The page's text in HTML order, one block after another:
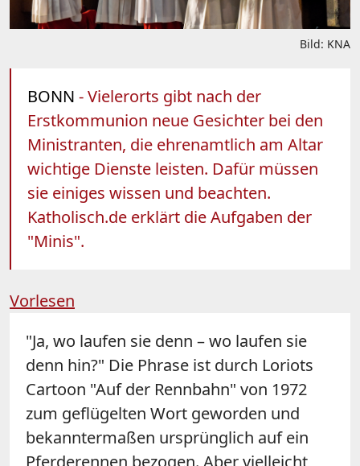
Bild: KNA
BONN - Vielerorts gibt nach der
Erstkommunion neue Gesichter bei den
Ministranten, die ehrenamtlich am Altar
wichtige Dienste leisten. Dafür müssen
sie einiges wissen und beachten.
Katholisch.de erklärt die Aufgaben der
"Minis".
Vorlesen
"Ja, wo laufen sie denn – wo laufen sie
denn hin?" Die Phrase ist durch Loriots
Cartoon "Auf der Rennbahn" von 1972
zum geflügelten Wort geworden und
bekanntermaßen ursprünglich auf ein
Pferderennen bezogen. Aber vielleicht